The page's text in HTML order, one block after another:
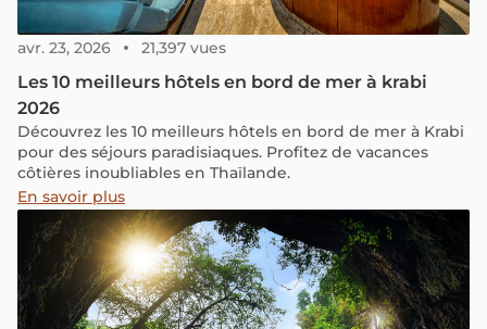
avr. 23, 2026 21,397 vues
Les 10 meilleurs hôtels en bord de mer à krabi
2026
Découvrez les 10 meilleurs hôtels en bord de mer à Krabi
pour des séjours paradisiaques. Profitez de vacances
côtières inoubliables en Thaïlande.
En savoir plus